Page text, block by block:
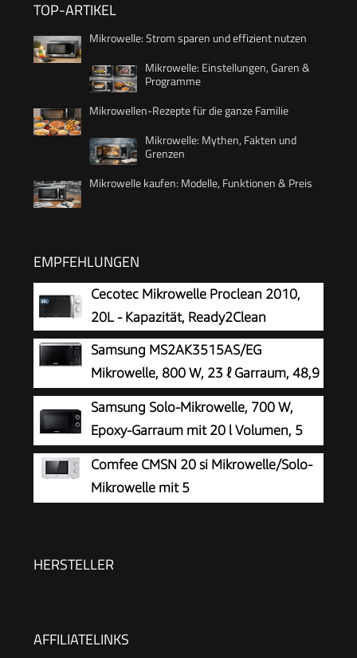
TOP-ARTIKEL
Mikrowelle: Strom sparen und effizient nutzen
Mikrowelle: Einstellungen, Garen &
Programme
Mikrowellen-Rezepte für die ganze Familie
Mikrowelle: Mythen, Fakten und
Grenzen
Mikrowelle kaufen: Modelle, Funktionen & Preis
EMPFEHLUNGEN
Cecotec Mikrowelle Proclean 2010,
20L - Kapazität, Ready2Clean
Samsung MS2AK3515AS/EG
Mikrowelle, 800 W, 23 ℓ Garraum, 48,9
cm Breite, Kratzfester Keramik-Emaille-
Inneraum, QuickDefrost Auftauprogramme,
Silber
Samsung Solo-Mikrowelle, 700 W,
Epoxy-Garraum mit 20 l Volumen, 5
Leistungsstufen, Defrost, Schwarz,
MS20A3010AL/EG
Comfee CMSN 20 si Mikrowelle/Solo-
Mikrowelle mit 5
Drehregler/20L/700W/ Silber
HERSTELLER
AFFILIATELINKS